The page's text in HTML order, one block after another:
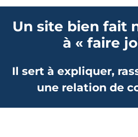
Un site bien fait
à « faire
Il sert à expliquer,
une relation de